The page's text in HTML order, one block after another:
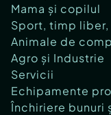
Mama și copilul
Sport, timp liber,
Animale de
Agro și Industrie
Servicii
Echipamente
Închiriere bunuri